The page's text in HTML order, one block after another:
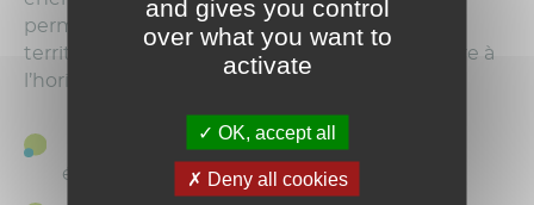
permis l’élaboration collective d’une stratégie
territoriale et la définition d’objectifs à atteindre à
l’horizon de 2030, notamment :
la réduction de 29 % de la consommation
énergétique du Bessin ;
and gives you control
over what you want to
activate
OK, accept all
Deny all cookies